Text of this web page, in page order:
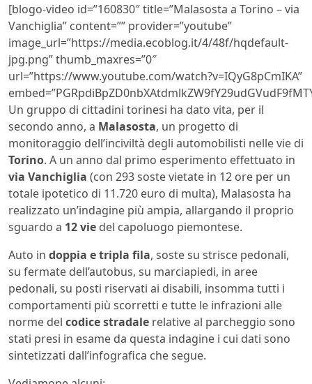
[blogo-video id=”160830″ title=”Malasosta a Torino – via
Vanchiglia” content=”” provider=”youtube”
image_url=”https://media.ecoblog.it/4/48f/hqdefault-
jpg.png” thumb_maxres=”0″
url=”https://www.youtube.com/watch?v=IQyG8pCmIKA”
Un gruppo di cittadini torinesi ha dato vita, per il
secondo anno, a Malasosta, un progetto di
monitoraggio dell’inciviltà degli automobilisti nelle vie di
Torino. A un anno dal primo esperimento effettuato in
via Vanchiglia (con 293 soste vietate in 12 ore per un
totale ipotetico di 11.720 euro di multa), Malasosta ha
realizzato un’indagine più ampia, allargando il proprio
sguardo a 12 vie del capoluogo piemontese.
Auto in doppia e tripla fila, soste su strisce pedonali,
su fermate dell’autobus, su marciapiedi, in aree
pedonali, su posti riservati ai disabili, insomma tutti i
comportamenti più scorretti e tutte le infrazioni alle
norme del codice stradale relative al parcheggio sono
stati presi in esame da questa indagine i cui dati sono
sintetizzati dall’infografica che segue.